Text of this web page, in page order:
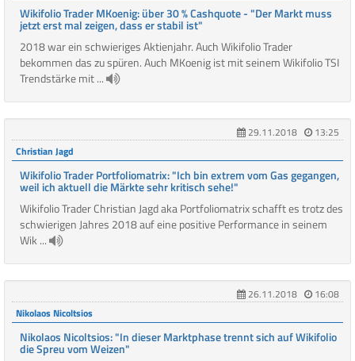
Wikifolio Trader MKoenig: über 30 % Cashquote - "Der Markt muss
jetzt erst mal zeigen, dass er stabil ist"
2018 war ein schwieriges Aktienjahr. Auch Wikifolio Trader
bekommen das zu spüren. Auch MKoenig ist mit seinem Wikifolio TSI
Trendstärke mit ...
29.11.2018
13:25
Christian Jagd
Wikifolio Trader Portfoliomatrix: "Ich bin extrem vom Gas gegangen,
weil ich aktuell die Märkte sehr kritisch sehe!"
Wikifolio Trader Christian Jagd aka Portfoliomatrix schafft es trotz des
schwierigen Jahres 2018 auf eine positive Performance in seinem
Wik ...
26.11.2018
16:08
Nikolaos Nicoltsios
Nikolaos Nicoltsios: "In dieser Marktphase trennt sich auf Wikifolio
die Spreu vom Weizen"